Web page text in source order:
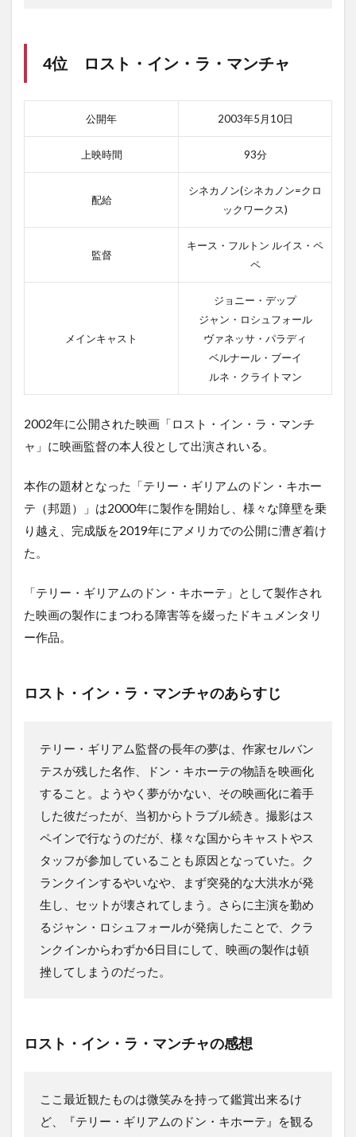
4位 ロスト・イン・ラ・マンチャ
公開年 2003年5月10日
上映時間 93分
配給
シネカノン(シネカノン=クロ
ックワークス)
監督
キース・フルトン ルイス・ペ
ペ
メインキャスト
ジョニー・デップ
ジャン・ロシュフォール
ヴァネッサ・パラディ
ベルナール・ブーイ
ルネ・クライトマン
2002年に公開された映画「ロスト・イン・ラ・マンチ
ャ」に映画監督の本人役として出演されいる。
本作の題材となった「テリー・ギリアムのドン・キホー
テ（邦題）」は2000年に製作を開始し、様々な障壁を乗
り越え、完成版を2019年にアメリカでの公開に漕ぎ着け
た。
「テリー・ギリアムのドン・キホーテ」として製作され
た映画の製作にまつわる障害等を綴ったドキュメンタリ
ー作品。
ロスト・イン・ラ・マンチャのあらすじ
テリー・ギリアム監督の長年の夢は、作家セルバン
テスが残した名作、ドン・キホーテの物語を映画化
すること。ようやく夢がかない、その映画化に着手
した彼だったが、当初からトラブル続き。撮影はス
ペインで行なうのだが、様々な国からキャストやス
タッフが参加していることも原因となっていた。ク
ランクインするやいなや、まず突発的な大洪水が発
生し、セットが壊されてしまう。さらに主演を勤め
るジャン・ロシュフォールが発病したことで、クラ
ンクインからわずか6日目にして、映画の製作は頓
挫してしまうのだった。
ロスト・イン・ラ・マンチャの感想
ここ最近観たものは微笑みを持って鑑賞出来るけ
ど、『テリー・ギリアムのドン・キホーテ』を観る